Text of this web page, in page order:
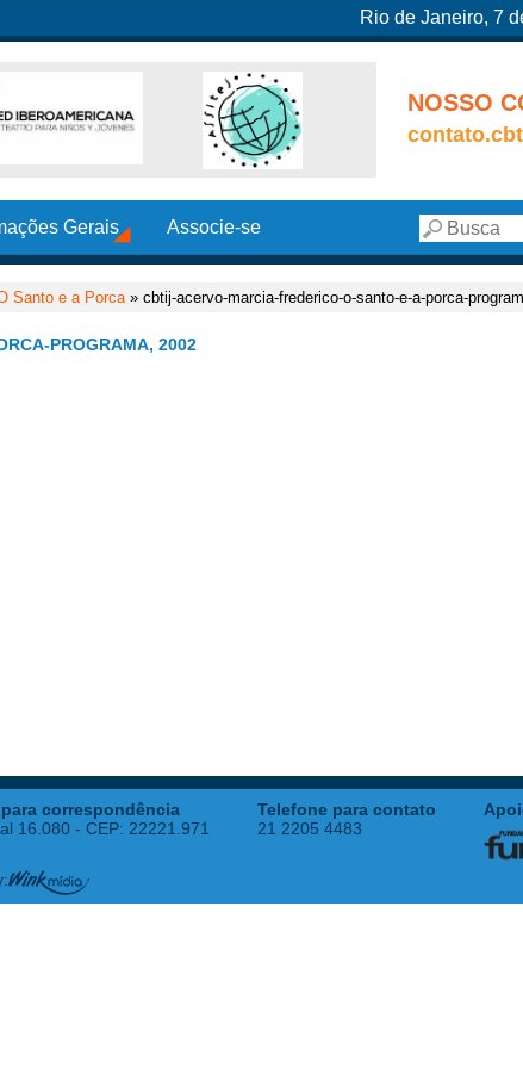
Rio de Janeiro, 7
NOSSO
Gerais Associe-se
Santo e a Porca» cbtij-acervo-marcia-frederico-o-santo-e-a-porca-
PROGRAMA, 2002
correspondência
16.080 - CEP: 22221.971
Telefone para contato
21 2205 4483